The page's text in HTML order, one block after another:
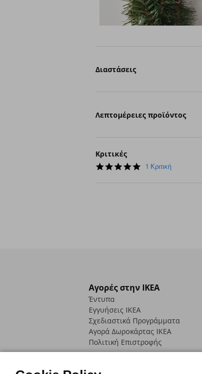
Διαστάσεις
Λεπτομέρειες προϊόντος
Κριτικές
5.0
1 Κριτική
Αγορές στην IKEA
Έντυπα
Εγγυήσεις IKEA
Σχεδιαστικά Προγράμματα
Αγορά Δωρoκάρτας IKEA
Πολιτική Επιστροφής